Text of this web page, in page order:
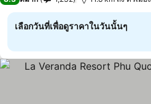
เลือกวันที่เพื่อดูราคาในวันนั้นๆ